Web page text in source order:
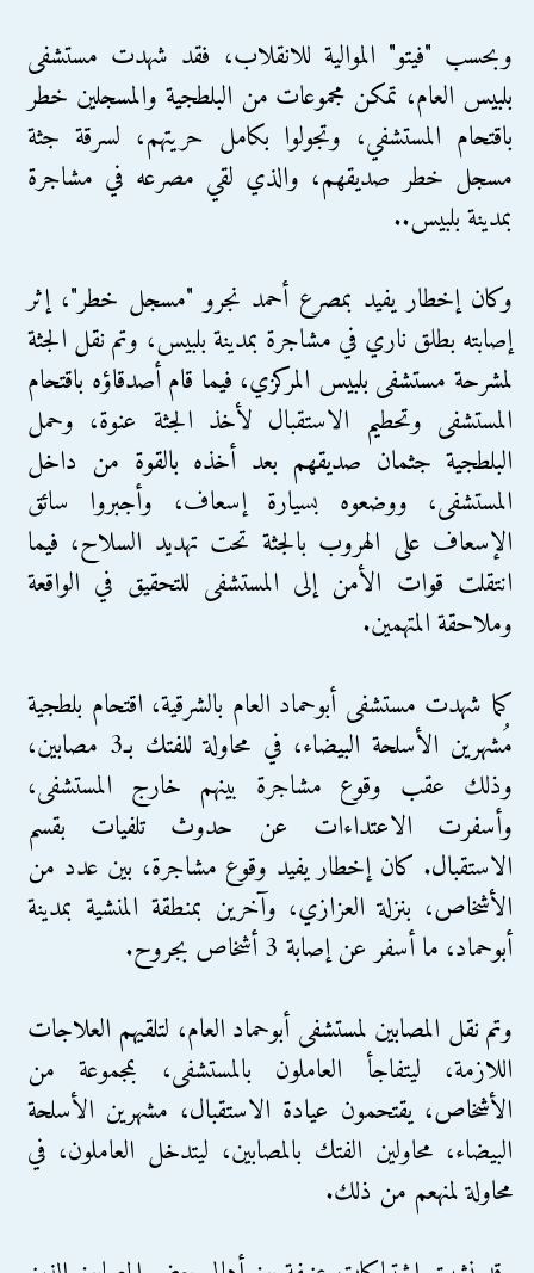
وبحسب "فيتو" الموالية للانقلاب، فقد شهدت مستشفى
بلبيس العام، تمكن مجموعات من البلطجية والمسجلين خطر
باقتحام المستشفي، وتجولوا بكامل حريتهم، لسرقة جثة
مسجل خطر صديقهم، والذي لقي مصرعه في مشاجرة
بمدينة بلبيس..
وكان إخطار يفيد بمصرع أحمد نجرو "مسجل خطر"، إثر
إصابته بطلق ناري في مشاجرة بمدينة بلبيس، وتم نقل الجثة
لمشرحة مستشفى بلبيس المركزي، فيما قام أصدقاؤه باقتحام
المستشفى وتحطيم الاستقبال لأخذ الجثة عنوة، وحمل
البلطجية جثمان صديقهم بعد أخذه بالقوة من داخل
المستشفى، ووضعوه بسيارة إسعاف، وأجبروا سائق
الإسعاف على الهروب بالجثة تحت تهديد السلاح، فيما
انتقلت قوات الأمن إلى المستشفى للتحقيق في الواقعة
وملاحقة المتهمين.
كما شهدت مستشفى أبوحماد العام بالشرقية، اقتحام بلطجية
مُشهرين الأسلحة البيضاء، في محاولة للفتك بـ3 مصابين،
وذلك عقب وقوع مشاجرة بينهم خارج المستشفى،
وأسفرت الاعتداءات عن حدوث تلفيات بقسم
الاستقبال. كان إخطار يفيد وقوع مشاجرة، بين عدد من
الأشخاص، بنزلة العزازي، وآخرين بمنطقة المنشية بمدينة
أبوحماد، ما أسفر عن إصابة 3 أشخاص بجروح.
وتم نقل المصابين لمستشفى أبوحماد العام، لتلقيهم العلاجات
اللازمة، ليتفاجأ العاملون بالمستشفى، بمجموعة من
الأشخاص، يقتحمون عيادة الاستقبال، مشهرين الأسلحة
البيضاء، محاولين الفتك بالمصابين، ليتدخل العاملون، في
محاولة لمنهعم من ذلك.